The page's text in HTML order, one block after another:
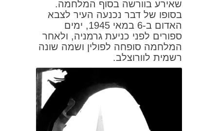
שאירע בוורשה בסוף המלחמה.
בסופו של דבר נכנעה העיר לצבא
האדום ב‑6 במאי 1945, ימים
ספורים לפני כניעת גרמניה, ולאחר
המלחמה סופחה לפולין ושמה שונה
רשמית לוורוצלב.